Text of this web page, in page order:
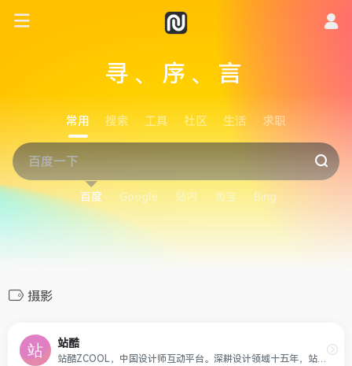
寻、序、言
常用 搜索 工具 社区 生活 求职
百度 Google 站内 淘宝 Bing
摄影
站酷